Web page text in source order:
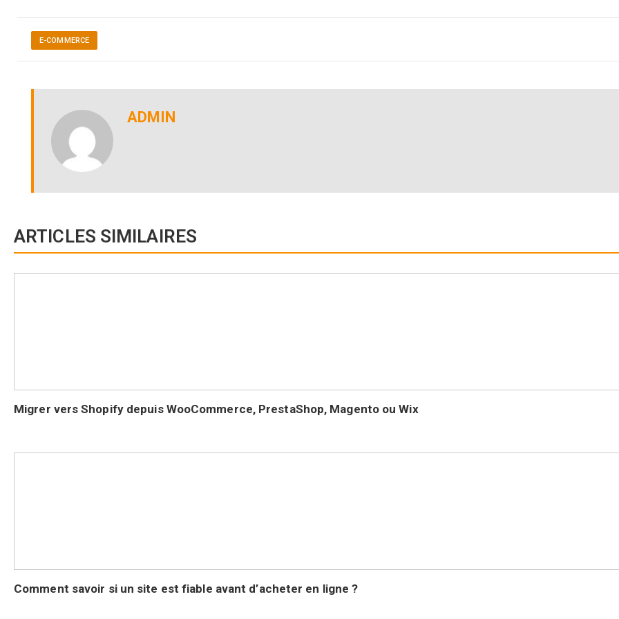
E-COMMERCE
ADMIN
ARTICLES SIMILAIRES
Migrer vers Shopify depuis WooCommerce, PrestaShop, Magento ou Wix
Comment savoir si un site est fiable avant d’acheter en ligne ?